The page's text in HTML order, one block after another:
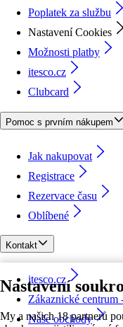
Nastavení
My a našich 18 partnerů
Poplatek za službu
Nastavení Cookies
Možnosti platby
itesco.cz
Clubcard
Pomoc s prvním nákupem
Jak nakupovat
Registrace
Rezervace času
Oblíbené
Kontakt
itesco.cz
Zákaznické centrum
Naše obchody